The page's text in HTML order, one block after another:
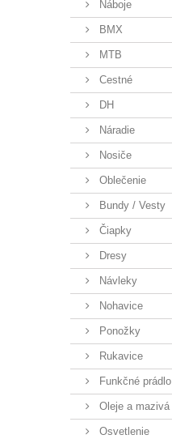
Náboje
BMX
MTB
Cestné
DH
Náradie
Nosiče
Oblečenie
Bundy / Vesty
Čiapky
Dresy
Návleky
Nohavice
Ponožky
Rukavice
Funkčné prádlo
Oleje a mazivá
Osvetlenie